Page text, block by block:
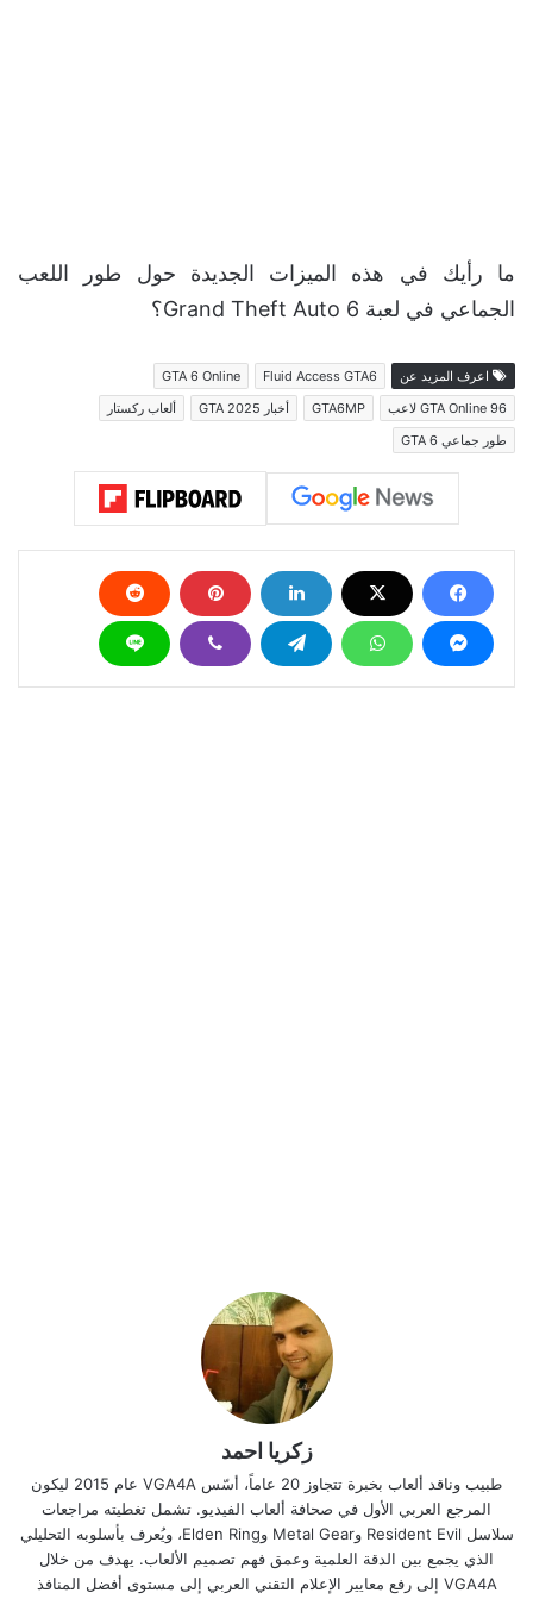
ما رأيك في هذه الميزات الجديدة حول طور اللعب
الجماعي في لعبة Grand Theft Auto 6؟
اعرف المزيد عن Fluid Access GTA6
GTA 6 Online
GTA Online 96 لاعب
GTA6MP أخبار GTA 2025
ألعاب ركستار
طور جماعي GTA 6
زكريا احمد
طبيب وناقد ألعاب بخبرة تتجاوز 20 عاماً، أسّس VGA4A عام 2015 ليكون
المرجع العربي الأول في صحافة ألعاب الفيديو. تشمل تغطيته مراجعات
سلاسل Resident Evil وMetal Gear وElden Ring، ويُعرف بأسلوبه التحليلي
الذي يجمع بين الدقة العلمية وعمق فهم تصميم الألعاب. يهدف من خلال
VGA4A إلى رفع معايير الإعلام التقني العربي إلى مستوى أفضل المنافذ